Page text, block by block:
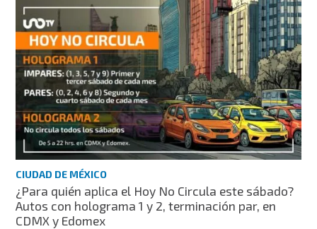
CIUDAD DE MÉXICO
¿Para quién aplica el Hoy No Circula este sábado?
Autos con holograma 1 y 2, terminación par, en
CDMX y Edomex